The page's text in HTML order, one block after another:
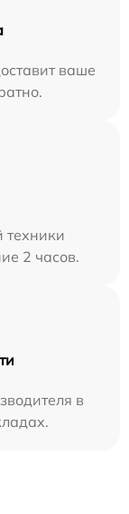
ваше
техники
2 часов.
в